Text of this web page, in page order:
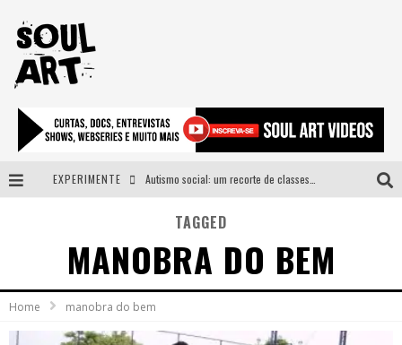
EXPERIMENTE
A subida da rampa é diferente!
Faça o bem! Mas, sem olhar a quem!?
Novo single de Arnaldo Tifu, “De Testa” explora brasilidade em sons, cores e símbolos
TAGGED
MANOBRA DO BEM
Home manobra do bem